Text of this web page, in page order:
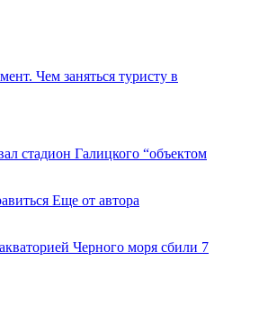
Чем заняться туристу в
стадион Галицкого “объектом
Еще от автора
Черного моря сбили 7